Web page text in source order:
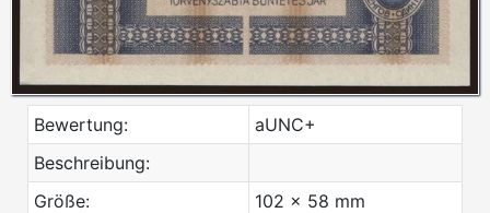
Bewertung:
aUNC+
Beschreibung:
Größe:
102 x 58 mm